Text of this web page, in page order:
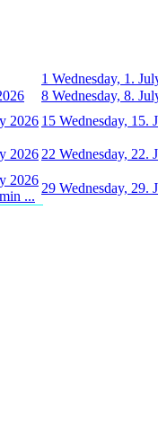
1 Wednesday, 1.
8 Wednesday, 8.
2026 15 Wednesday, 15.
2026 22 Wednesday, 22.
2026
...
29 Wednesday, 29.